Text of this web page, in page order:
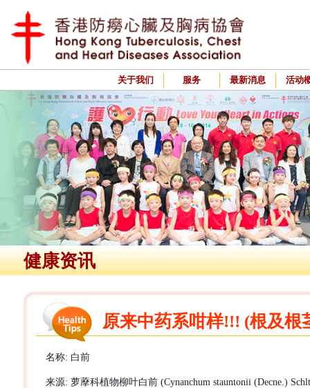
关于我们 服务 最新消息 活动
健康资讯
原来中药系咁样!!! (根及根
名称: 白前
来源: 萝藦科植物柳叶白前 (Cynanchum stauntonii (Decne.)